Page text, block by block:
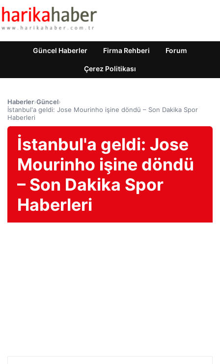
Güncel Haberler Firma Rehberi Forum
Çerez Politikası
Haberler›Güncel›
İstanbul'a geldi: Jose Mourinho işine döndü – Son Dakika Spor
Haberleri
İstanbul'a geldi: Jose
Mourinho işine döndü
– Son Dakika Spor
Haberleri